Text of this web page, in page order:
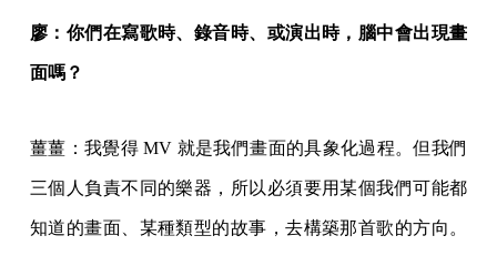
廖：你們在寫歌時、錄音時、或演出時，腦中會出現畫
面嗎？
薑薑：我覺得 MV 就是我們畫面的具象化過程。但我們
三個人負責不同的樂器，所以必須要用某個我們可能都
知道的畫面、某種類型的故事，去構築那首歌的方向。